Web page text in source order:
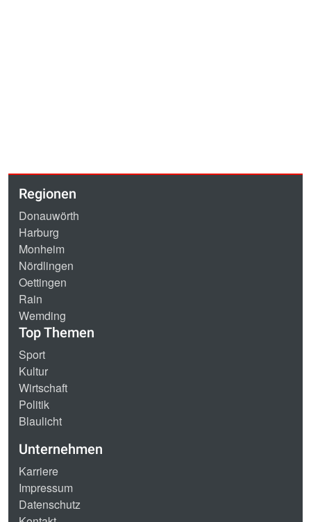
Regionen
Donauwörth
Harburg
Monheim
Nördlingen
Oettingen
Rain
Wemding
Top Themen
Sport
Kultur
Wirtschaft
Politik
Blaulicht
Unternehmen
Karriere
Impressum
Datenschutz